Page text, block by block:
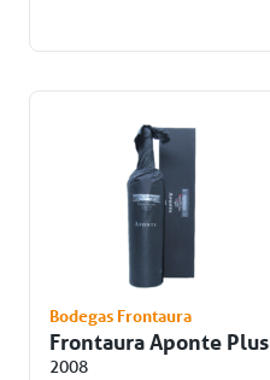
Bodegas Frontaura
Frontaura Aponte Plus
2008